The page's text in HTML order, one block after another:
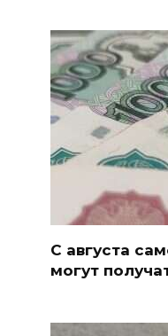
С августа
могут